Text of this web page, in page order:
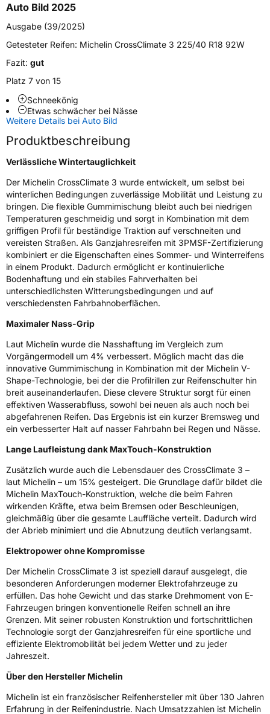
FahrzeugtypPKW
Verwendung
Modellname
Fahrzeugart PKW & SUV
ZustandNeureifen
M+S
VerstärktXL
ElektroJa
EU Label
EffizienzB
NasshaftungB
Rollgeräusch (Klasse)B
Rollgeräusch (dB)73
Fahrzeugklasse C1
3PMSF / Schneeflockensymbol / Alpine-SymbolJa
EPREL ID2309499
Allgemeine Produktsicherheit (GPSR)
HerstellerkontaktMANUFACTURE FRANCAISE DES
Carmes-Déchaux 23 63000 Clermont-
Auto Bild 2025
Ausgabe (39/2025)
Getesteter Reifen: Michelin CrossClimate 3 225/40 R18 92W
Fazit: gut
Platz 7 von 15
Schneekönig
Etwas schwächer bei Nässe
Weitere Details bei Auto Bild
Produktbeschreibung
Verlässliche Wintertauglichkeit
Der Michelin CrossClimate 3 wurde entwickelt, um selbst bei
winterlichen Bedingungen zuverlässige Mobilität und Leistung zu
bringen. Die flexible Gummimischung bleibt auch bei niedrigen
Temperaturen geschmeidig und sorgt in Kombination mit dem
griffigen Profil für beständige Traktion auf verschneiten und
vereisten Straßen. Als Ganzjahresreifen mit 3PMSF-Zertifizierung
kombiniert er die Eigenschaften eines Sommer- und Winterreifens
in einem Produkt. Dadurch ermöglicht er kontinuierliche
Bodenhaftung und ein stabiles Fahrverhalten bei
unterschiedlichsten Witterungsbedingungen und auf
verschiedensten Fahrbahnoberflächen.
Maximaler Nass-Grip
Laut Michelin wurde die Nasshaftung im Vergleich zum
Vorgängermodell um 4% verbessert. Möglich macht das die
innovative Gummimischung in Kombination mit der Michelin V-
Shape-Technologie, bei der die Profilrillen zur Reifenschulter hin
breit auseinanderlaufen. Diese clevere Struktur sorgt für einen
effektiven Wasserabfluss, sowohl bei neuen als auch noch bei
abgefahrenen Reifen. Das Ergebnis ist ein kurzer Bremsweg und
ein verbesserter Halt auf nasser Fahrbahn bei Regen und Nässe.
Lange Laufleistung dank MaxTouch-Konstruktion
Zusätzlich wurde auch die Lebensdauer des CrossClimate 3 –
laut Michelin – um 15% gesteigert. Die Grundlage dafür bildet die
Michelin MaxTouch-Konstruktion, welche die beim Fahren
wirkenden Kräfte, etwa beim Bremsen oder Beschleunigen,
gleichmäßig über die gesamte Lauffläche verteilt. Dadurch wird
der Abrieb minimiert und die Abnutzung deutlich verlangsamt.
Elektropower ohne Kompromisse
Der Michelin CrossClimate 3 ist speziell darauf ausgelegt, die
besonderen Anforderungen moderner Elektrofahrzeuge zu
erfüllen. Das hohe Gewicht und das starke Drehmoment von E-
Fahrzeugen bringen konventionelle Reifen schnell an ihre
Grenzen. Mit seiner robusten Konstruktion und fortschrittlichen
Technologie sorgt der Ganzjahresreifen für eine sportliche und
effiziente Elektromobilität bei jedem Wetter und zu jeder
Jahreszeit.
Über den Hersteller Michelin
Michelin ist ein französischer Reifenhersteller mit über 130 Jahren
Erfahrung in der Reifenindustrie. Nach Umsatzzahlen ist Michelin